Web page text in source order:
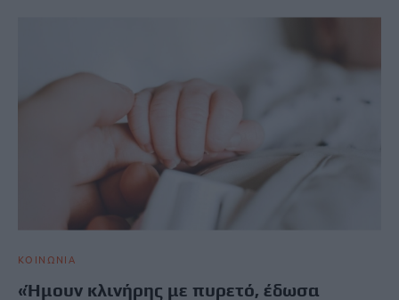
ΚΟΙΝΩΝΙΑ
«Ήμουν κλινήρης με πυρετό, έδωσα